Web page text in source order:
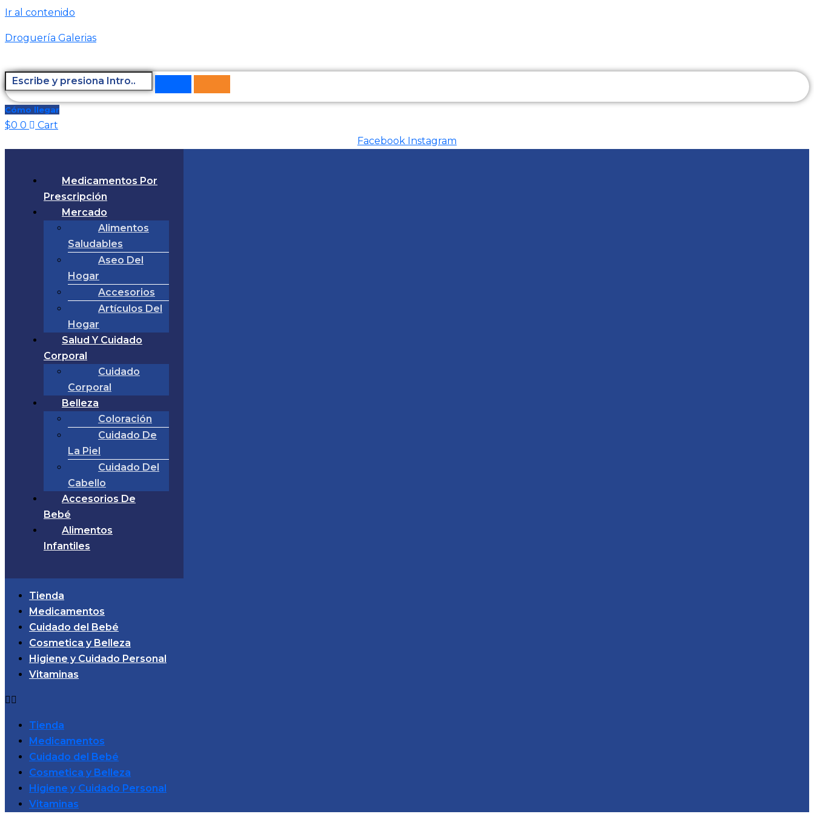
Ir al contenido
Droguería Galerias
Cómo llegar
$0 0
Cart
Facebook Instagram
Medicamentos Por
Prescripción
Mercado
Alimentos
Saludables
Aseo Del
Hogar
Accesorios
Artículos Del
Hogar
Salud Y Cuidado
Corporal
Cuidado
Corporal
Belleza
Coloración
Cuidado De
La Piel
Cuidado Del
Cabello
Accesorios De
Bebé
Alimentos
Infantiles
Tienda
Medicamentos
Cuidado del Bebé
Cosmetica y Belleza
Higiene y Cuidado Personal
Vitaminas
Tienda
Medicamentos
Cuidado del Bebé
Cosmetica y Belleza
Higiene y Cuidado Personal
Vitaminas